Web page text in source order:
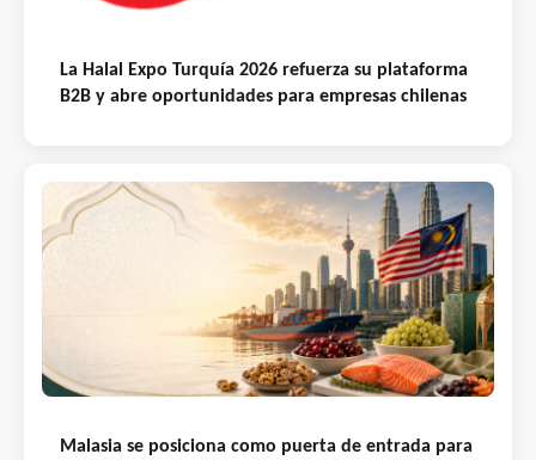
La Halal Expo Turquía 2026 refuerza su plataforma
B2B y abre oportunidades para empresas chilenas
Malasia se posiciona como puerta de entrada para